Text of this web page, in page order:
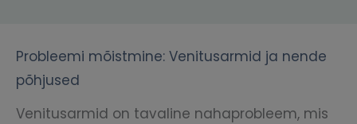
Probleemi mõistmine: Venitusarmid ja nende
põhjused
Venitusarmid on tavaline nahaprobleem, mis